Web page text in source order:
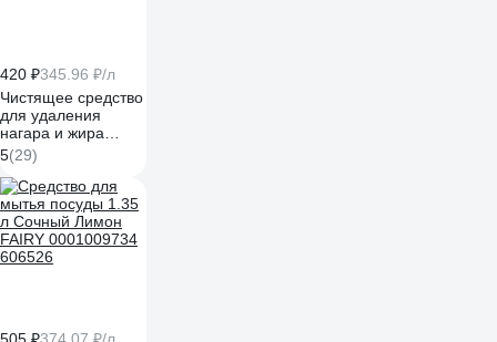
420 ₽345.96 ₽/л
Чистящее средство
для удаления
нагара и жира
PRO-BRITE AMOL
0,5 л 298-05
5(29)